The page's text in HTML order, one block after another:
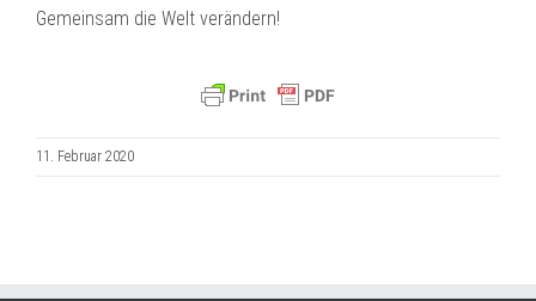
Gemeinsam die Welt verändern!
11. Februar 2020